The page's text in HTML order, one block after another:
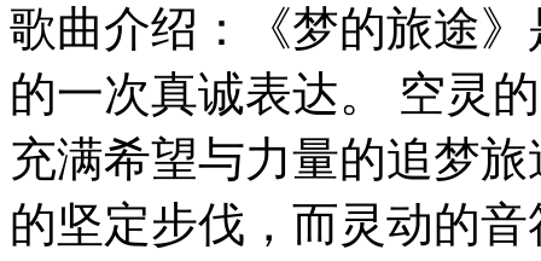
歌曲介绍：《梦的旅途
的一次真诚表达。 空灵
充满希望与力量的追梦
的坚定步伐，而灵动的